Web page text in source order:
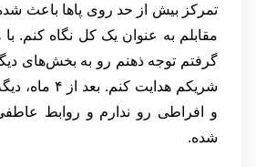
تمرکز بیش از حد روی پاها باعث
مقابلم به عنوان یک کل نگاه کنم. با
گرفتم توجه ذهنم رو به بخش‌های
شریکم هدایت
و افراطی رو ندارم و روابط
شده.